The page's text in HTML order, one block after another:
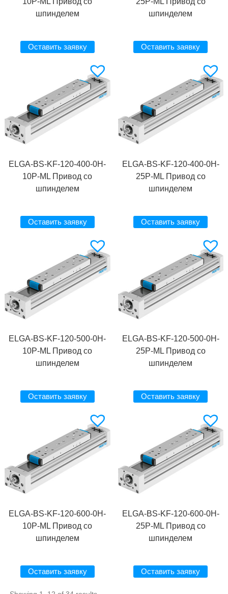
шпинделем
Оставить заявку
шпинделем
Оставить заявку
ELGA-BS-KF-120-400-0H-
10P-ML Привод со
шпинделем
Оставить заявку
ELGA-BS-KF-120-400-0H-
25P-ML Привод со
шпинделем
Оставить заявку
ELGA-BS-KF-120-500-0H-
10P-ML Привод со
шпинделем
Оставить заявку
ELGA-BS-KF-120-500-0H-
25P-ML Привод со
шпинделем
Оставить заявку
ELGA-BS-KF-120-600-0H-
10P-ML Привод со
шпинделем
Оставить заявку
ELGA-BS-KF-120-600-0H-
25P-ML Привод со
шпинделем
Оставить заявку